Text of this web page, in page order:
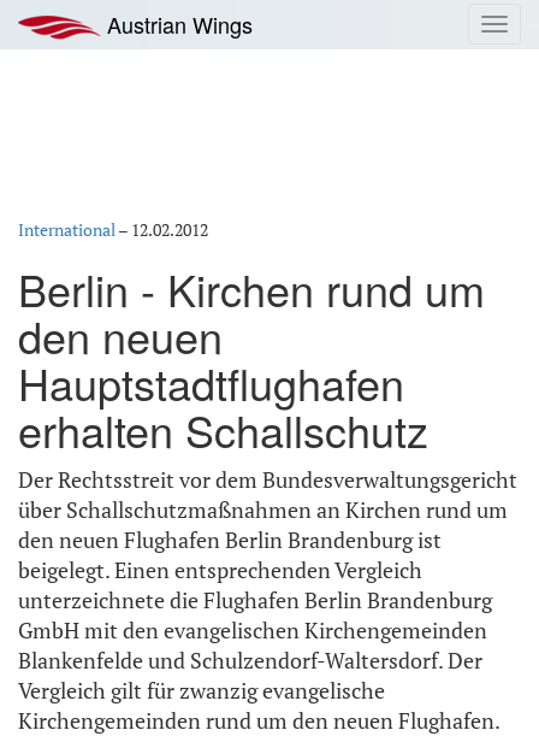
Inhalt
springen
Austrian Wings
International– 12.02.2012
Berlin - Kirchen rund um
den neuen
Hauptstadtflughafen
erhalten Schallschutz
Der Rechtsstreit vor dem Bundesverwaltungsgericht
über Schallschutzmaßnahmen an Kirchen rund um
den neuen Flughafen Berlin Brandenburg ist
beigelegt. Einen entsprechenden Vergleich
unterzeichnete die Flughafen Berlin Brandenburg
GmbH mit den evangelischen Kirchengemeinden
Blankenfelde und Schulzendorf-Waltersdorf. Der
Vergleich gilt für zwanzig evangelische
Kirchengemeinden rund um den neuen Flughafen.